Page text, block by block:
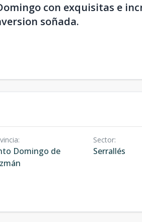
con exquisitas e
soñada.
:
Domingo de
Sector:
Serrallés